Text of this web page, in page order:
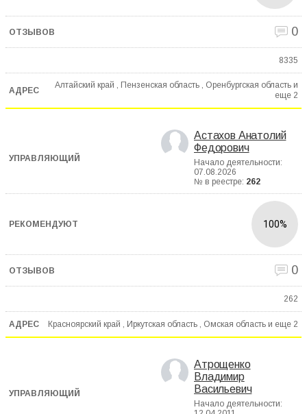
0
8335
Алтайский край , Пензенская область , Оренбургская область и
еще 2
Астахов Анатолий
Федорович
Начало деятельности:
07.08.2026
№ в реестре: 262
100%
0
262
Красноярский край , Иркутская область , Омская область и еще 2
Атрощенко
Владимир
Васильевич
Начало деятельности: